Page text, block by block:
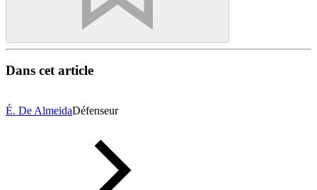
Dans cet article
É. De AlmeidaDéfenseur